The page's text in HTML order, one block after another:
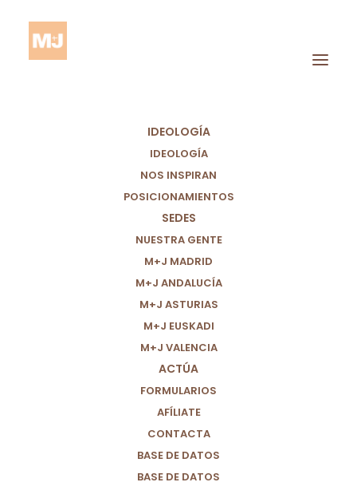
IDEOLOGÍA
IDEOLOGÍA
NOS INSPIRAN
POSICIONAMIENTOS
SEDES
NUESTRA GENTE
M+J MADRID
M+J ANDALUCÍA
M+J ASTURIAS
M+J EUSKADI
M+J VALENCIA
ACTÚA
FORMULARIOS
AFÍLIATE
CONTACTA
BASE DE DATOS
BASE DE DATOS
Organización
Internacional Del
Trabajo